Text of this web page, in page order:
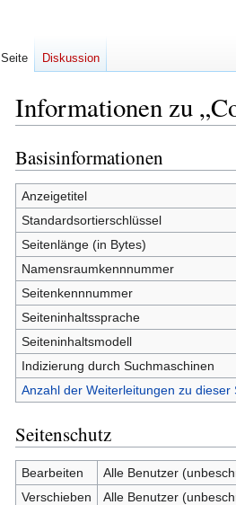
Informationen zu
Zur
Navigation
springen
Zur
Suche
springen
Basisinformationen
Anzeigetitel
Standardsortierschlüssel
Seitenlänge (in Bytes)
Namensraumkennnummer
Seitenkennnummer
Seiteninhaltssprache
Seiteninhaltsmodell
Indizierung durch Suchmaschinen
Anzahl der Weiterleitungen zu dieser
Seitenschutz
Bearbeiten
Alle Benutzer
Verschieben
Alle Benutzer
Seite Diskussion